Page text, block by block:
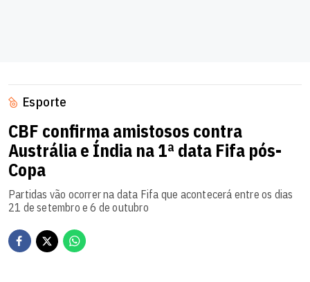
Esporte
CBF confirma amistosos contra
Austrália e Índia na 1ª data Fifa pós-
Copa
Partidas vão ocorrer na data Fifa que acontecerá entre os dias
21 de setembro e 6 de outubro